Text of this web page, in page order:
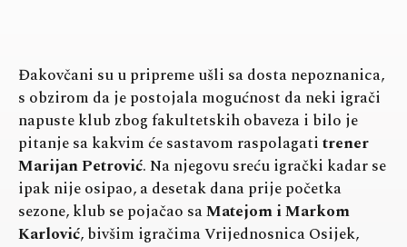
Đakovčani su u pripreme ušli sa dosta nepoznanica,
s obzirom da je postojala mogućnost da neki igrači
napuste klub zbog fakultetskih obaveza i bilo je
pitanje sa kakvim će sastavom raspolagatitrener
Marijan Petrović. Na njegovu sreću igrački kadar se
ipak nije osipao, a desetak dana prije početka
sezone, klub se pojačao saMatejom i Markom
Karlović, bivšim igračima Vrijednosnica Osijek,